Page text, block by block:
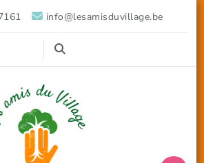
info@lesamisduvillage.be